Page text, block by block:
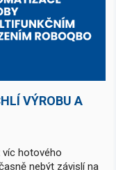
VÝROBU A
hotového
nebýt závislí na